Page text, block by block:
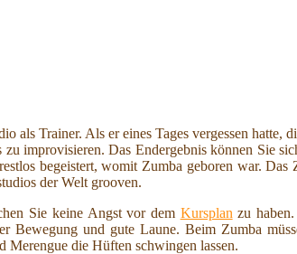
als Trainer. Als er eines Tages vergessen
improvisieren. Das Endergebnis können Sie
begeistert, womit Zumba geboren war.
der Welt grooven.
Sie keine Angst vor dem Kursplan zu
Bewegung und gute Laune. Beim Zumba
Merengue die Hüften schwingen lassen.